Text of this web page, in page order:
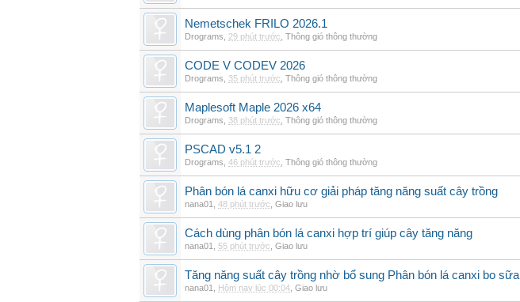
Nemetschek FRILO 2026.1
Drograms 29 phút trước Thông gió thông thường
CODE V CODEV 2026
Drograms 35 phút trước Thông gió thông thường
Maplesoft Maple 2026 x64
Drograms 38 phút trước Thông gió thông thường
PSCAD v5.1 2
Drograms 46 phút trước Thông gió thông thường
Phân bón lá canxi hữu cơ giải pháp tăng năng suất cây trồng
nana01 48 phút trước Giao lưu
Cách dùng phân bón lá canxi hợp trí giúp cây tăng năng
nana01 55 phút trước Giao lưu
Tăng năng suất cây trồng nhờ bổ sung Phân bón lá canxi bo sữa
nana01 Hôm nay lúc 00:04 Giao lưu